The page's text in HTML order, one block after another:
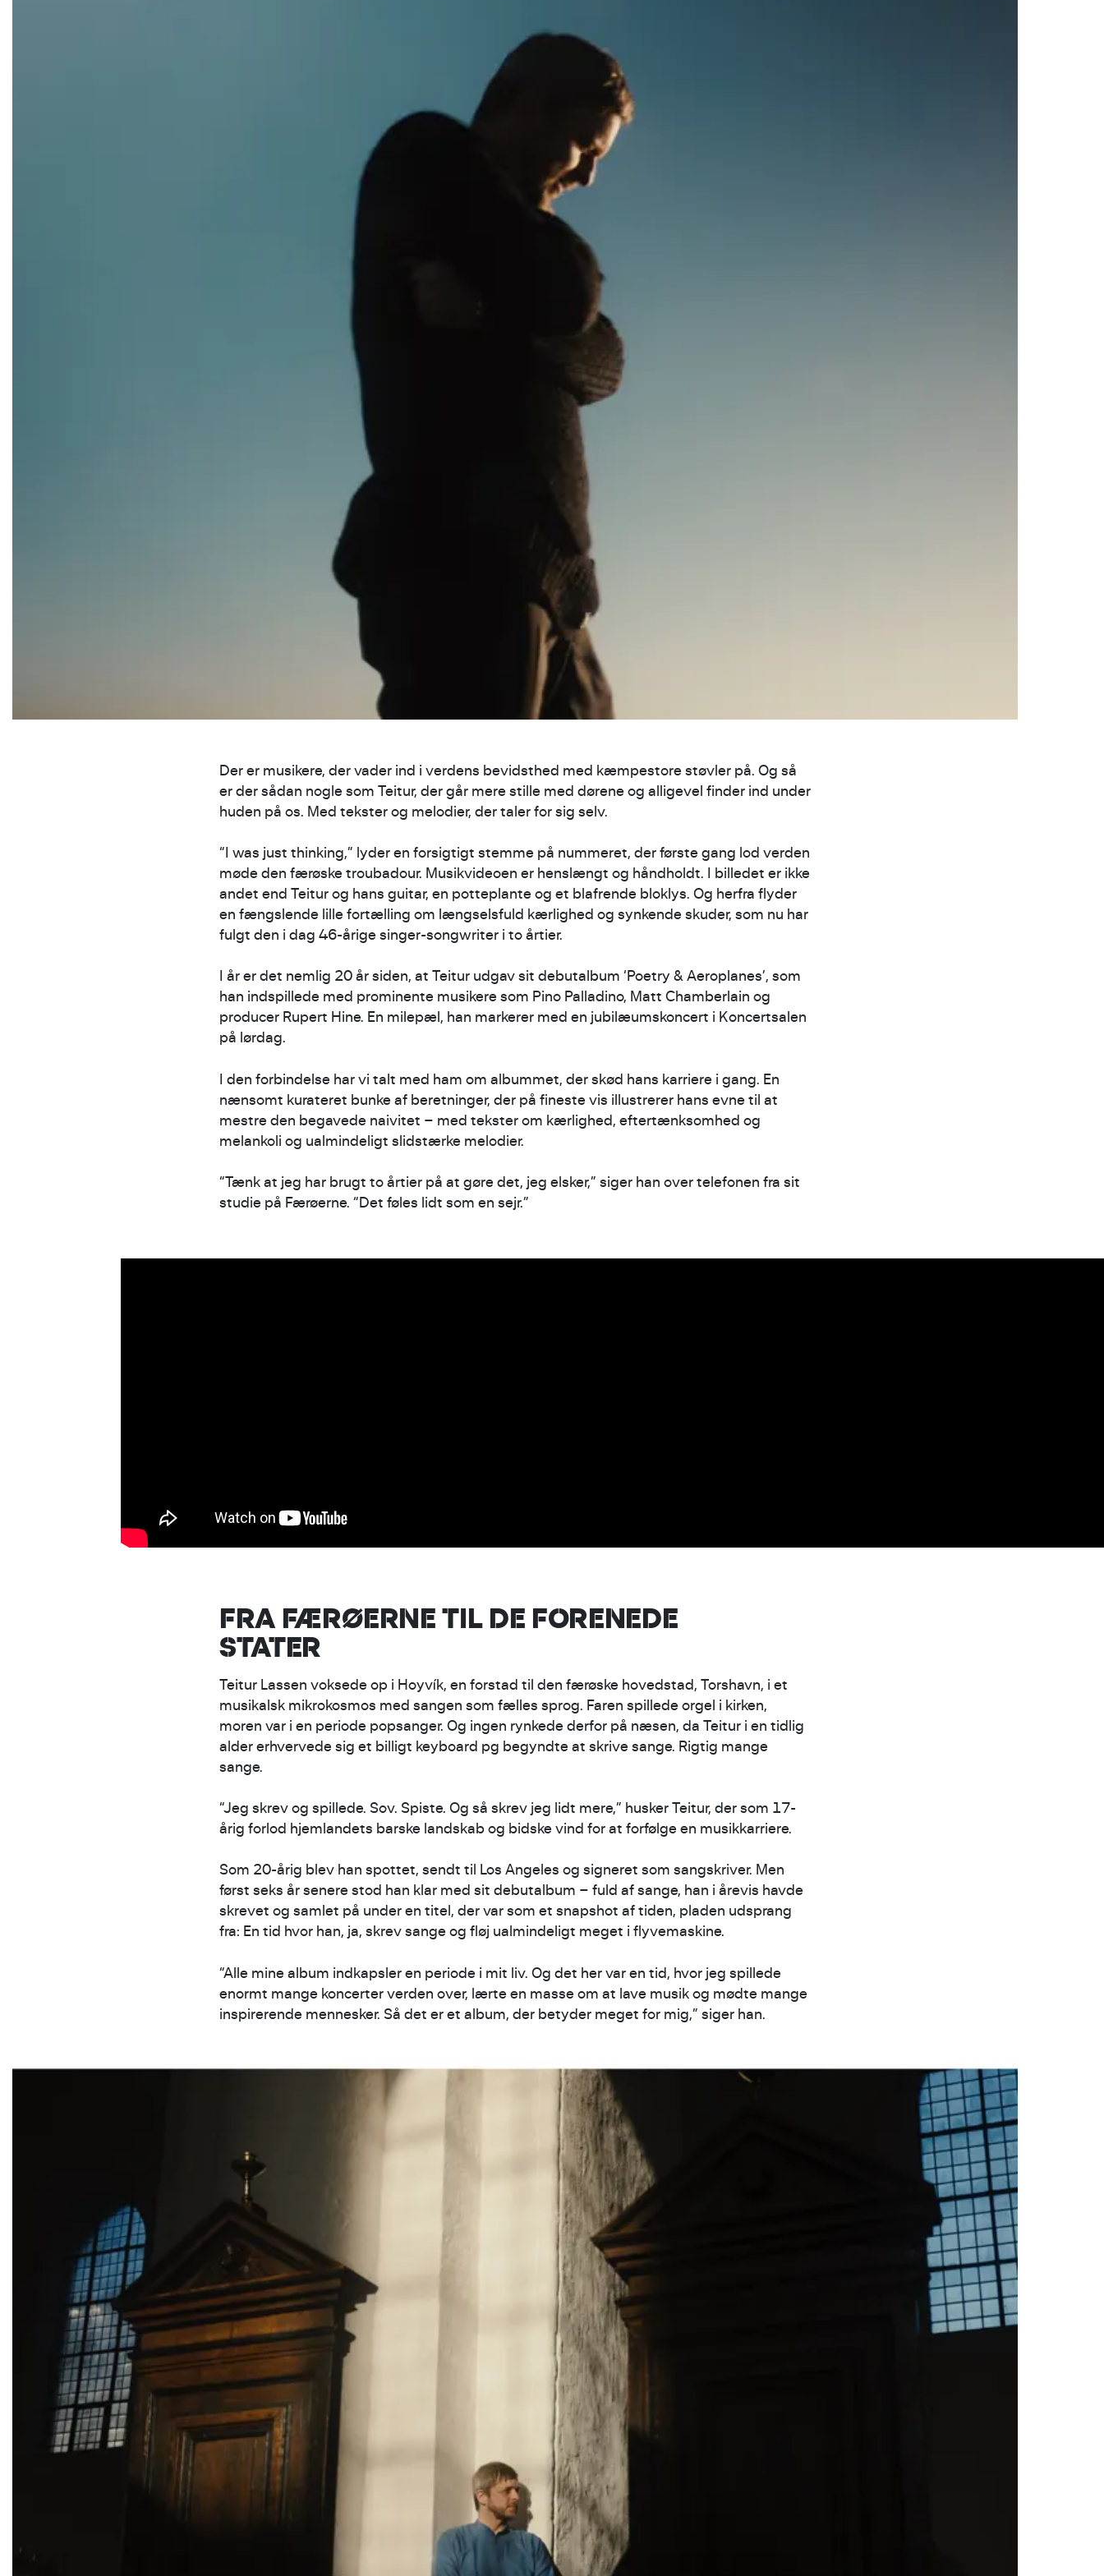
Der er musikere, der vader ind i verdens bevidsthed med kæmpestore støvler på. Og så
er der sådan nogle som Teitur, der går mere stille med dørene og alligevel finder ind under
huden på os. Med tekster og melodier, der taler for sig selv.
“I was just thinking,” lyder en forsigtigt stemme på nummeret, der første gang lod verden
møde den færøske troubadour. Musikvideoen er henslængt og håndholdt. I billedet er ikke
andet end Teitur og hans guitar, en potteplante og et blafrende bloklys. Og herfra flyder
en fængslende lille fortælling om længselsfuld kærlighed og synkende skuder, som nu har
fulgt den i dag 46-årige singer-songwriter i to årtier.
I år er det nemlig 20 år siden, at Teitur udgav sit debutalbum ‘Poetry & Aeroplanes’, som
han indspillede med prominente musikere som Pino Palladino, Matt Chamberlain og
producer Rupert Hine. En milepæl, han markerer med en jubilæumskoncert i Koncertsalen
på lørdag.
I den forbindelse har vi talt med ham om albummet, der skød hans karriere i gang. En
nænsomt kurateret bunke af beretninger, der på fineste vis illustrerer hans evne til at
mestre den begavede naivitet – med tekster om kærlighed, eftertænksomhed og
melankoli og ualmindeligt slidstærke melodier.
“Tænk at jeg har brugt to årtier på at gøre det, jeg elsker,” siger han over telefonen fra sit
studie på Færøerne. “Det føles lidt som en sejr.”
FRA FÆRØERNE TIL DE FORENEDE
STATER
Teitur Lassen voksede op i Hoyvík, en forstad til den færøske hovedstad, Torshavn, i et
musikalsk mikrokosmos med sangen som fælles sprog. Faren spillede orgel i kirken,
moren var i en periode popsanger. Og ingen rynkede derfor på næsen, da Teitur i en tidlig
alder erhvervede sig et billigt keyboard pg begyndte at skrive sange. Rigtig mange
sange.
“Jeg skrev og spillede. Sov. Spiste. Og så skrev jeg lidt mere,” husker Teitur, der som 17-
årig forlod hjemlandets barske landskab og bidske vind for at forfølge en musikkarriere.
Som 20-årig blev han spottet, sendt til Los Angeles og signeret som sangskriver. Men
først seks år senere stod han klar med sit debutalbum – fuld af sange, han i årevis havde
skrevet og samlet på under en titel, der var som et snapshot af tiden, pladen udsprang
fra: En tid hvor han, ja, skrev sange og fløj ualmindeligt meget i flyvemaskine.
“Alle mine album indkapsler en periode i mit liv. Og det her var en tid, hvor jeg spillede
enormt mange koncerter verden over, lærte en masse om at lave musik og mødte mange
inspirerende mennesker. Så det er et album, der betyder meget for mig,” siger han.